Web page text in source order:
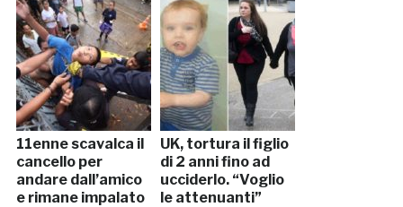
11enne scavalca il
cancello per
andare dall’amico
e rimane impalato
UK, tortura il figlio
di 2 anni fino ad
ucciderlo. “Voglio
le attenuanti”